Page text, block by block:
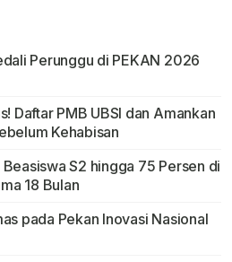
Perunggu di PEKAN 2026
Daftar PMB UBSI dan Amankan
Kehabisan
S2 hingga 75 Persen di
18 Bulan
pada Pekan Inovasi Nasional